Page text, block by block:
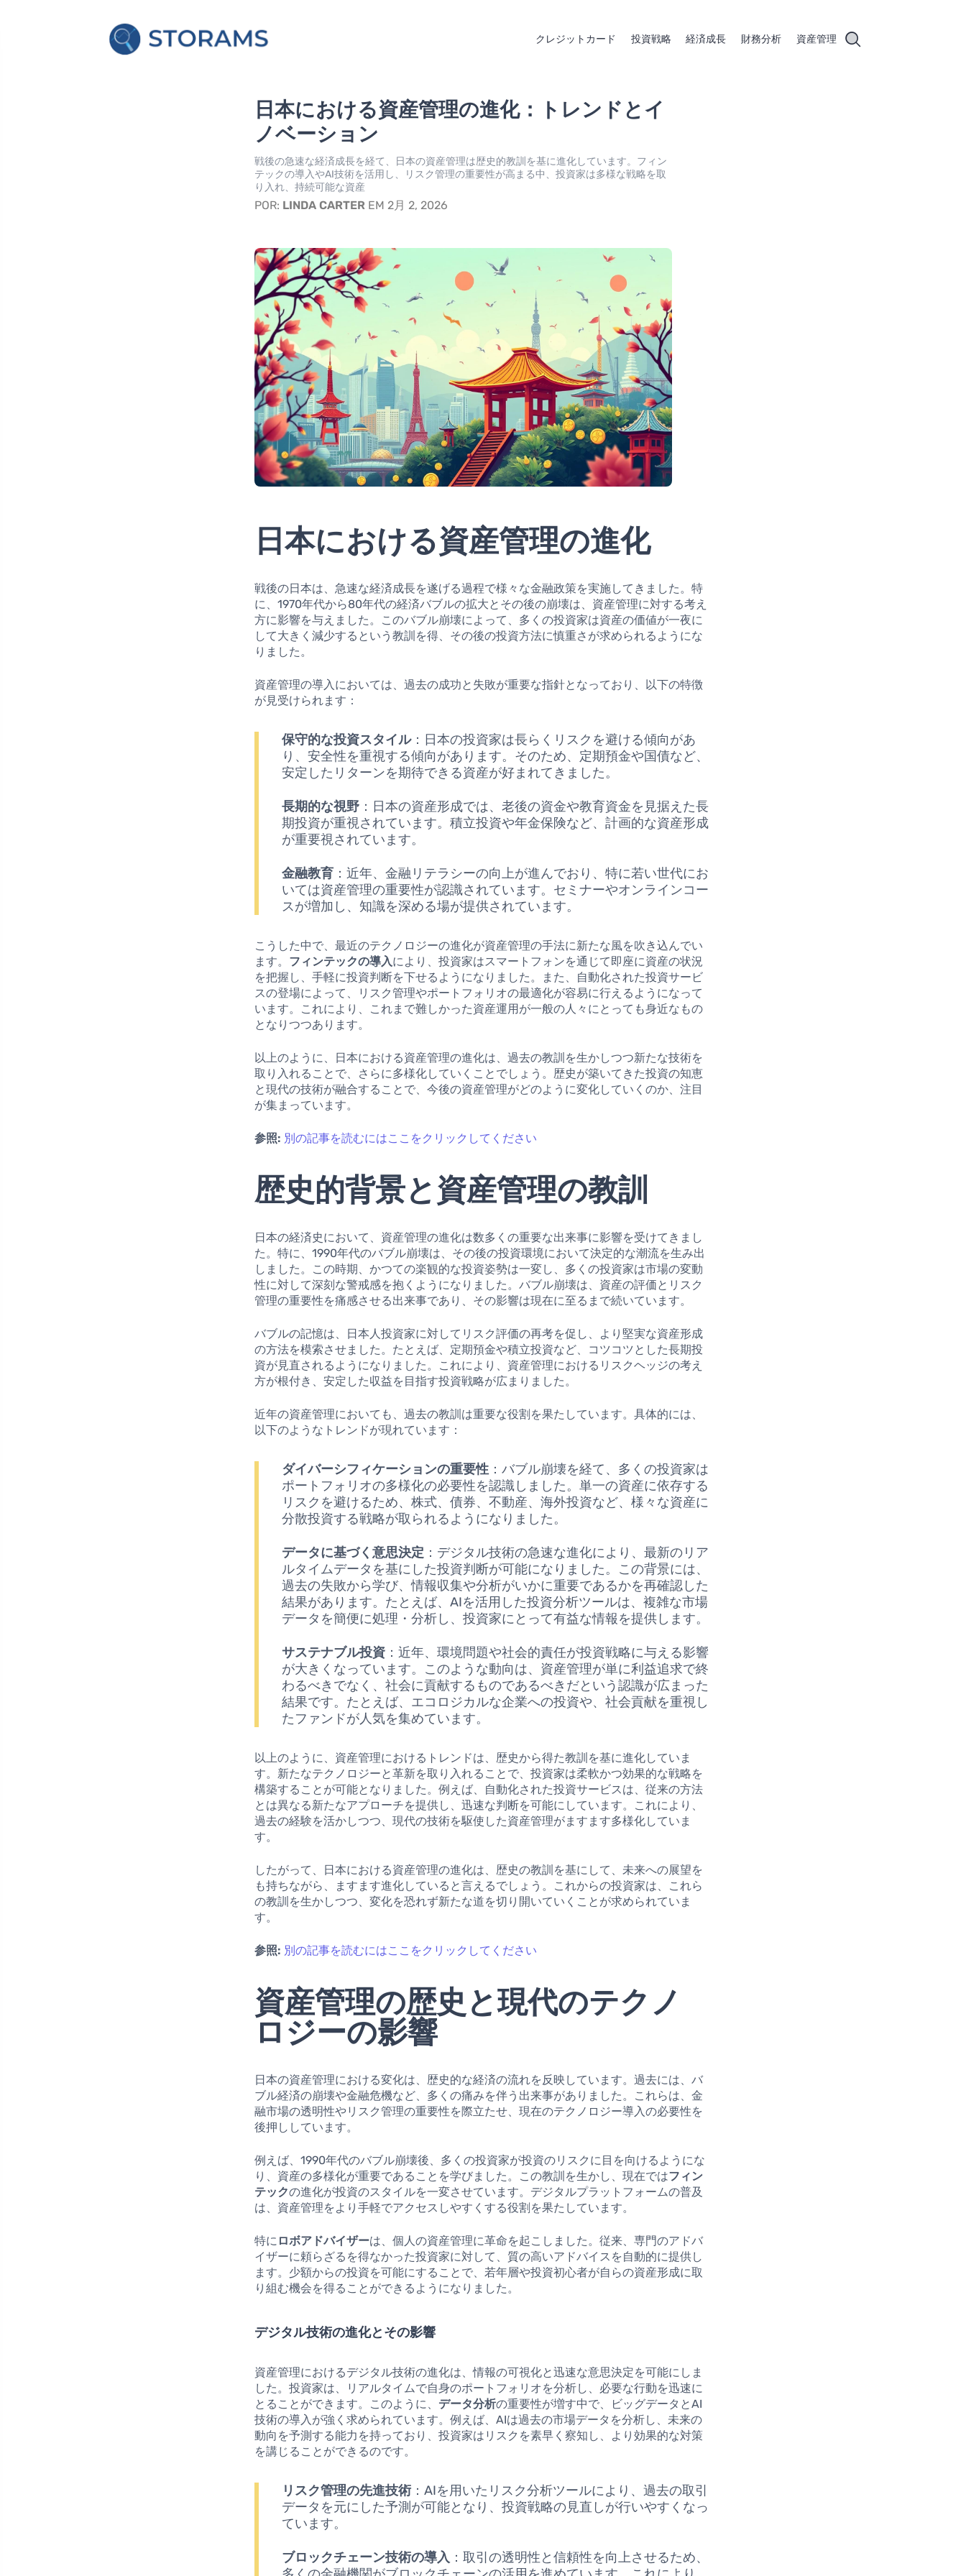
クレジットカード 投資戦略 経済成長 財務分析 資産管理
日本における資産管理の進化：トレンドとイ
ノベーション
戦後の急速な経済成長を経て、日本の資産管理は歴史的教訓を基に進化しています。フィン
テックの導入やAI技術を活用し、リスク管理の重要性が高まる中、投資家は多様な戦略を取
り入れ、持続可能な資産
POR: LINDA CARTER EM 2月 2, 2026
日本における資産管理の進化
戦後の日本は、急速な経済成長を遂げる過程で様々な金融政策を実施してきました。特
に、1970年代から80年代の経済バブルの拡大とその後の崩壊は、資産管理に対する考え
方に影響を与えました。このバブル崩壊によって、多くの投資家は資産の価値が一夜に
して大きく減少するという教訓を得、その後の投資方法に慎重さが求められるようにな
りました。
資産管理の導入においては、過去の成功と失敗が重要な指針となっており、以下の特徴
が見受けられます：
保守的な投資スタイル：日本の投資家は長らくリスクを避ける傾向があ
り、安全性を重視する傾向があります。そのため、定期預金や国債など、
安定したリターンを期待できる資産が好まれてきました。
長期的な視野 ：日本の資産形成では、老後の資金や教育資金を見据えた長
期投資が重視されています。積立投資や年金保険など、計画的な資産形成
が重要視されています。
金融教育 ：近年、金融リテラシーの向上が進んでおり、特に若い世代にお
いては資産管理の重要性が認識されています。セミナーやオンラインコー
スが増加し、知識を深める場が提供されています。
こうした中で、最近のテクノロジーの進化が資産管理の手法に新たな風を吹き込んでい
ます。 フィンテックの導入により、投資家はスマートフォンを通じて即座に資産の状況
を把握し、手軽に投資判断を下せるようになりました。また、自動化された投資サービ
スの登場によって、リスク管理やポートフォリオの最適化が容易に行えるようになって
います。これにより、これまで難しかった資産運用が一般の人々にとっても身近なもの
となりつつあります。
以上のように、日本における資産管理の進化は、過去の教訓を生かしつつ新たな技術を
取り入れることで、さらに多様化していくことでしょう。歴史が築いてきた投資の知恵
と現代の技術が融合することで、今後の資産管理がどのように変化していくのか、注目
が集まっています。
参照: 別の記事を読むにはここをクリックしてください
歴史的背景と資産管理の教訓
日本の経済史において、資産管理の進化は数多くの重要な出来事に影響を受けてきまし
た。特に、1990年代のバブル崩壊は、その後の投資環境において決定的な潮流を生み出
しました。この時期、かつての楽観的な投資姿勢は一変し、多くの投資家は市場の変動
性に対して深刻な警戒感を抱くようになりました。バブル崩壊は、資産の評価とリスク
管理の重要性を痛感させる出来事であり、その影響は現在に至るまで続いています。
バブルの記憶は、日本人投資家に対してリスク評価の再考を促し、より堅実な資産形成
の方法を模索させました。たとえば、定期預金や積立投資など、コツコツとした長期投
資が見直されるようになりました。これにより、資産管理におけるリスクヘッジの考え
方が根付き、安定した収益を目指す投資戦略が広まりました。
近年の資産管理においても、過去の教訓は重要な役割を果たしています。具体的には、
以下のようなトレンドが現れています：
ダイバーシフィケーションの重要性 ：バブル崩壊を経て、多くの投資家は
ポートフォリオの多様化の必要性を認識しました。単一の資産に依存する
リスクを避けるため、株式、債券、不動産、海外投資など、様々な資産に
分散投資する戦略が取られるようになりました。
データに基づく意思決定 ：デジタル技術の急速な進化により、最新のリア
ルタイムデータを基にした投資判断が可能になりました。この背景には、
過去の失敗から学び、情報収集や分析がいかに重要であるかを再確認した
結果があります。たとえば、AIを活用した投資分析ツールは、複雑な市場
データを簡便に処理・分析し、投資家にとって有益な情報を提供します。
サステナブル投資 ：近年、環境問題や社会的責任が投資戦略に与える影響
が大きくなっています。このような動向は、資産管理が単に利益追求で終
わるべきでなく、社会に貢献するものであるべきだという認識が広まった
結果です。たとえば、エコロジカルな企業への投資や、社会貢献を重視し
たファンドが人気を集めています。
以上のように、資産管理におけるトレンドは、歴史から得た教訓を基に進化していま
す。新たなテクノロジーと革新を取り入れることで、投資家は柔軟かつ効果的な戦略を
構築することが可能となりました。例えば、自動化された投資サービスは、従来の方法
とは異なる新たなアプローチを提供し、迅速な判断を可能にしています。これにより、
過去の経験を活かしつつ、現代の技術を駆使した資産管理がますます多様化していま
す。
したがって、日本における資産管理の進化は、歴史の教訓を基にして、未来への展望を
も持ちながら、ますます進化していると言えるでしょう。これからの投資家は、これら
の教訓を生かしつつ、変化を恐れず新たな道を切り開いていくことが求められていま
す。
参照: 別の記事を読むにはここをクリックしてください
資産管理の歴史と現代のテクノ
ロジーの影響
日本の資産管理における変化は、歴史的な経済の流れを反映しています。過去には、バ
ブル経済の崩壊や金融危機など、多くの痛みを伴う出来事がありました。これらは、金
融市場の透明性やリスク管理の重要性を際立たせ、現在のテクノロジー導入の必要性を
後押ししています。
例えば、1990年代のバブル崩壊後、多くの投資家が投資のリスクに目を向けるようにな
り、資産の多様化が重要であることを学びました。この教訓を生かし、現在ではフィン
テックの進化が投資のスタイルを一変させています。デジタルプラットフォームの普及
は、資産管理をより手軽でアクセスしやすくする役割を果たしています。
特に ロボアドバイザーは、個人の資産管理に革命を起こしました。従来、専門のアドバ
イザーに頼らざるを得なかった投資家に対して、質の高いアドバイスを自動的に提供し
ます。少額からの投資を可能にすることで、若年層や投資初心者が自らの資産形成に取
り組む機会を得ることができるようになりました。
デジタル技術の進化とその影響
資産管理におけるデジタル技術の進化は、情報の可視化と迅速な意思決定を可能にしま
した。投資家は、リアルタイムで自身のポートフォリオを分析し、必要な行動を迅速に
とることができます。このように、 データ分析の重要性が増す中で、ビッグデータとAI
技術の導入が強く求められています。例えば、AIは過去の市場データを分析し、未来の
動向を予測する能力を持っており、投資家はリスクを素早く察知し、より効果的な対策
を講じることができるのです。
リスク管理の先進技術 ：AIを用いたリスク分析ツールにより、過去の取引
データを元にした予測が可能となり、投資戦略の見直しが行いやすくなっ
ています。
ブロックチェーン技術の導入 ：取引の透明性と信頼性を向上させるため、